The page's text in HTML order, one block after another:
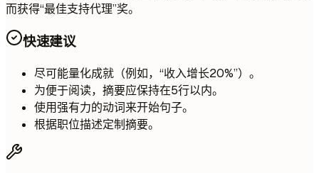
而获得“最佳支持代理”奖。
快速建议
尽可能量化成就（例如，“收入增长20%”）。
为便于阅读，摘要应保持在5行以内。
使用强有力的动词来开始句子。
根据职位描述定制摘要。